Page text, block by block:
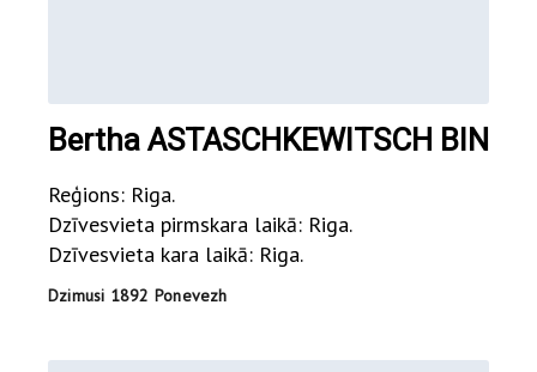
Bertha ASTASCHKEWITSCH BIN
Reģions: Riga.
Dzīvesvieta pirmskara laikā: Riga.
Dzīvesvieta kara laikā: Riga.
Dzimusi 1892 Ponevezh